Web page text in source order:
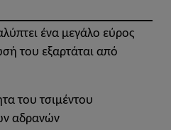
ένα μεγάλο εύρος
του εξαρτάται από
του τσιμέντου
αδρανών